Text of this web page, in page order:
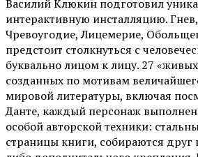
Василий Клюкин подготовил
интерактивную инсталляцию.
Чревоугодие, Лицемерие,
предстоит столкнуться с
буквально лицом к лицу. 27
созданных по мотивам
мировой литературы, включая
Данте, каждый персонаж
особой авторской техники:
страницы книги, собираются друг